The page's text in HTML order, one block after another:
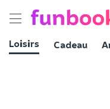
Toggle
Loisirs
Cadeau